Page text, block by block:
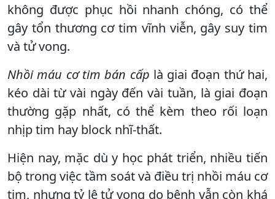
không được phục hồi nhanh chóng, có thể
gây tổn thương cơ tim vĩnh viễn, gây suy tim
và tử vong.
Nhồi máu cơ tim bán cấp là giai đoạn thứ hai,
kéo dài từ vài ngày đến vài tuần, là giai đoạn
thường gặp nhất, có thể kèm theo rối loạn
nhịp tim hay block nhĩ-thất.
Hiện nay, mặc dù y học phát triển, nhiều tiến
bộ trong việc tầm soát và điều trị nhồi máu cơ
tim, nhưng tỷ lệ tử vong do bệnh vẫn còn khá